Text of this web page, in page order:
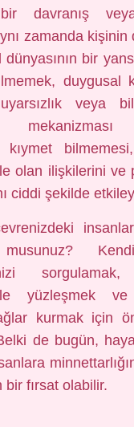
davranış
zamanda kişinin
bir
duygusal
veya
mekanizması
kıymet
olan ilişkilerini ve
ciddi şekilde
sorgulamak,
yüzleşmek ve
kurmak için
de bugün,
bir fırsat olabilir.